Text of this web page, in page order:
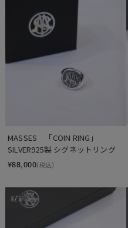
MASSES　「COIN RING」
SILVER925製 シグネットリング
¥88,000(税込)